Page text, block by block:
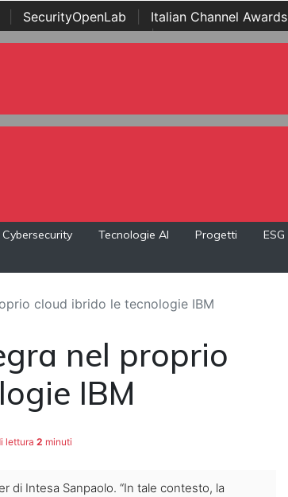
SecurityOpenLab Italian Channel Awards
Awards | ...
Cybersecurity Tecnologie AI Progetti ESG
cloud ibrido le tecnologie IBM
nel proprio
IBM
lettura 2 minuti
di Intesa Sanpaolo. “In tale contesto, la